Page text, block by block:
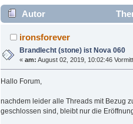
Autor
Nova 060 (Gelesen 3909 mal)
ironsforever
Brandlecht (stone) ist Nova 060
«am: August 02, 2019, 10:02:46
Hallo Forum,
nachdem leider alle Threads mit Bezug
geschlossen sind, bleibt nur die